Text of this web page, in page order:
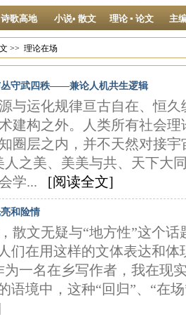
诗歌高地 小说• 散文 理论 ▪ 论文 主
>> 理论在场
丛守武四秩——兼论人机共生逻辑
与运化规律亘古自在、恒
建构之外。人类所有社会
圈层之内，并不天然对接
人之美、美美与共、天下大
学... [阅读全文]
和险情
散文无疑与“地方性”这个
们在用这样的文体表达和体
为一名在乡写作者，我在现
语境中，这种“回归”、“在